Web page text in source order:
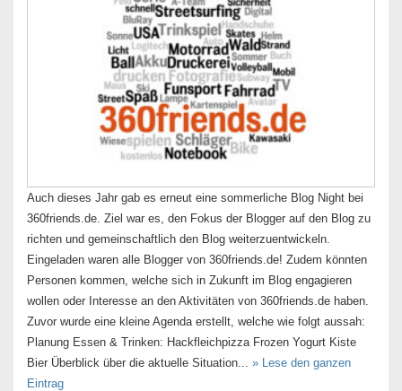
Auch dieses Jahr gab es erneut eine sommerliche Blog Night bei
360friends.de. Ziel war es, den Fokus der Blogger auf den Blog zu
richten und gemeinschaftlich den Blog weiterzuentwickeln.
Eingeladen waren alle Blogger von 360friends.de! Zudem könnten
Personen kommen, welche sich in Zukunft im Blog engagieren
wollen oder Interesse an den Aktivitäten von 360friends.de haben.
Zuvor wurde eine kleine Agenda erstellt, welche wie folgt aussah:
Planung Essen & Trinken: Hackfleichpizza Frozen Yogurt Kiste
Bier Überblick über die aktuelle Situation... » Lese den ganzen
Eintrag